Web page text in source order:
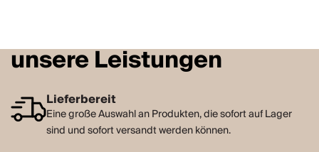
unsere Leistungen
Lieferbereit
Eine große Auswahl an Produkten, die sofort auf Lager
sind und sofort versandt werden können.